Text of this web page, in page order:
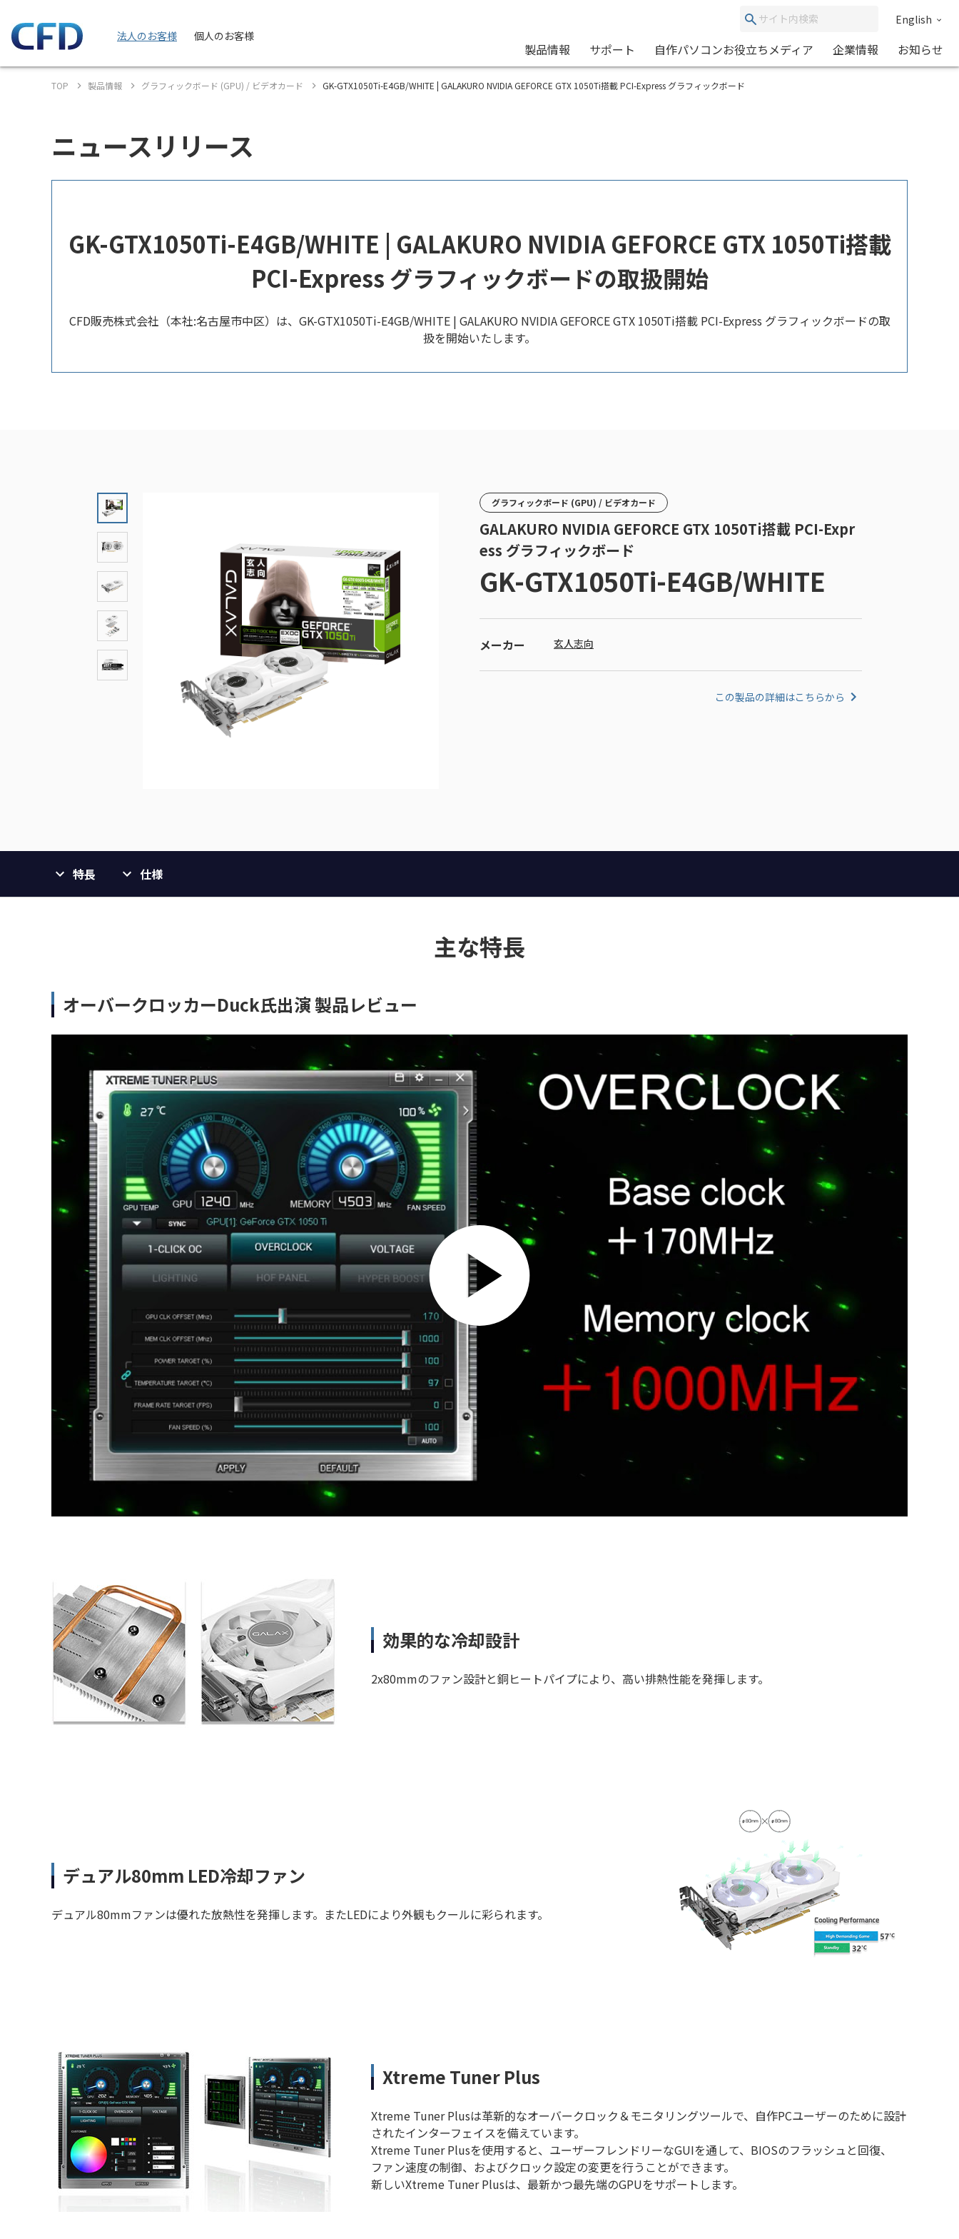
法人のお客様 個人のお客様
English
製品情報 サポート 自作パソコンお役立ちメディア 企業情報 お知らせ
TOP 製品情報 グラフィックボード (GPU) / ビデオカード GK-GTX1050Ti-E4GB/WHITE | GALAKURO NVIDIA GEFORCE GTX 1050Ti搭載 PCI-Express グラフィックボード
ニュースリリース
GK-GTX1050Ti-E4GB/WHITE | GALAKURO NVIDIA GEFORCE GTX 1050Ti搭載
PCI-Express グラフィックボードの取扱開始
CFD販売株式会社（本社:名古屋市中区）は、GK-GTX1050Ti-E4GB/WHITE | GALAKURO NVIDIA GEFORCE GTX 1050Ti搭載 PCI-Express グラフィックボードの取
扱を開始いたします。
グラフィックボード (GPU) / ビデオカード
GALAKURO NVIDIA GEFORCE GTX 1050Ti搭載 PCI-Expr
ess グラフィックボード
GK-GTX1050Ti-E4GB/WHITE
メーカー 玄人志向
この製品の詳細はこちらから
特長 仕様
主な特長
オーバークロッカーDuck氏出演 製品レビュー
効果的な冷却設計
2x80mmのファン設計と銅ヒートパイプにより、高い排熱性能を発揮します。
デュアル80mm LED冷却ファン
デュアル80mmファンは優れた放熱性を発揮します。またLEDにより外観もクールに彩られます。
Xtreme Tuner Plus
Xtreme Tuner Plusは革新的なオーバークロック＆モニタリングツールで、自作PCユーザーのために設計
されたインターフェイスを備えています。
Xtreme Tuner Plusを使用すると、ユーザーフレンドリーなGUIを通して、BIOSのフラッシュと回復、
ファン速度の制御、およびクロック設定の変更を行うことができます。
新しいXtreme Tuner Plusは、最新かつ最先端のGPUをサポートします。